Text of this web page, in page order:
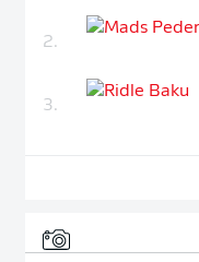
2.
3.